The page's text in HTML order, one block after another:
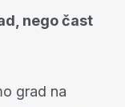
nego čast
grad na